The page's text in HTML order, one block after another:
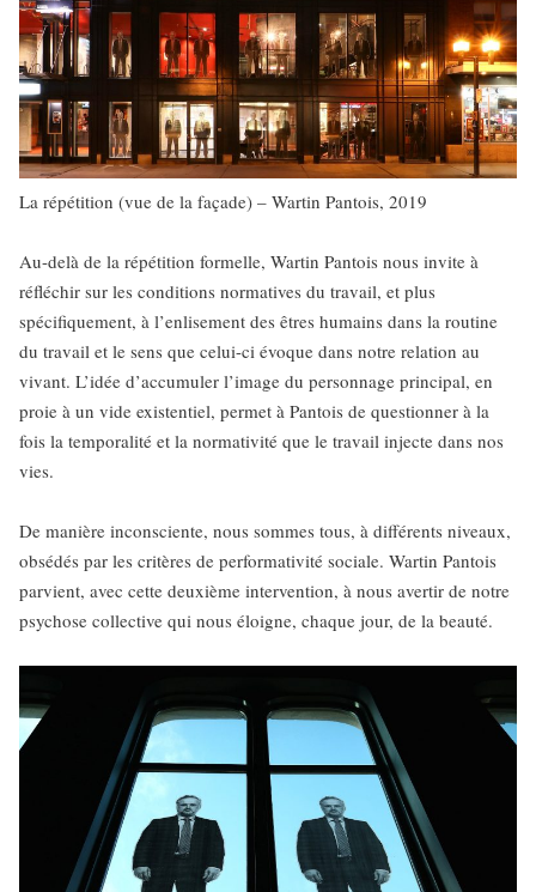
La répétition (vue de la façade) – Wartin Pantois, 2019
Au-delà de la répétition formelle, Wartin Pantois nous invite à
réfléchir sur les conditions normatives du travail, et plus
spécifiquement, à l’enlisement des êtres humains dans la routine
du travail et le sens que celui-ci évoque dans notre relation au
vivant. L’idée d’accumuler l’image du personnage principal, en
proie à un vide existentiel, permet à Pantois de questionner à la
fois la temporalité et la normativité que le travail injecte dans nos
vies.
De manière inconsciente, nous sommes tous, à différents niveaux,
obsédés par les critères de performativité sociale. Wartin Pantois
parvient, avec cette deuxième intervention, à nous avertir de notre
psychose collective qui nous éloigne, chaque jour, de la beauté.